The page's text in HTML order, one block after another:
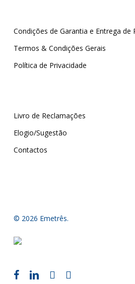
Condições de Garantia e Entrega de
Termos & Condições Gerais
Política de Privacidade
Livro de Reclamações
Elogio/Sugestão
Contactos
© 2026 Emetrês.